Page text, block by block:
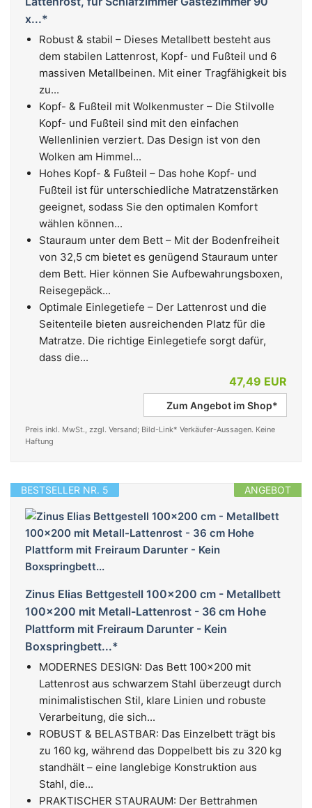
x...*
Robust & stabil – Dieses Metallbett besteht aus
dem stabilen Lattenrost, Kopf- und Fußteil und 6
massiven Metallbeinen. Mit einer Tragfähigkeit bis
zu...
Kopf- & Fußteil mit Wolkenmuster – Die Stilvolle
Kopf- und Fußteil sind mit den einfachen
Wellenlinien verziert. Das Design ist von den
Wolken am Himmel...
Hohes Kopf- & Fußteil – Das hohe Kopf- und
Fußteil ist für unterschiedliche Matratzenstärken
geeignet, sodass Sie den optimalen Komfort
wählen können...
Stauraum unter dem Bett – Mit der Bodenfreiheit
von 32,5 cm bietet es genügend Stauraum unter
dem Bett. Hier können Sie Aufbewahrungsboxen,
Reisegepäck...
Optimale Einlegetiefe – Der Lattenrost und die
Seitenteile bieten ausreichenden Platz für die
Matratze. Die richtige Einlegetiefe sorgt dafür,
dass die...
47,49 EUR
Zum Angebot im Shop*
Preis inkl. MwSt., zzgl. Versand; Bild-Link* Verkäufer-Aussagen. Keine
Haftung
ANGEBOT
BESTSELLER NR. 5
Zinus Elias Bettgestell 100x200 cm - Metallbett
100x200 mit Metall-Lattenrost - 36 cm Hohe
Plattform mit Freiraum Darunter - Kein
Boxspringbett...*
MODERNES DESIGN: Das Bett 100x200 mit
Lattenrost aus schwarzem Stahl überzeugt durch
minimalistischen Stil, klare Linien und robuste
Verarbeitung, die sich...
ROBUST & BELASTBAR: Das Einzelbett trägt bis
zu 160 kg, während das Doppelbett bis zu 320 kg
standhält – eine langlebige Konstruktion aus
Stahl, die...
PRAKTISCHER STAURAUM: Der Bettrahmen